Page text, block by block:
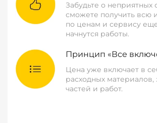
Забудьте о неприятных
сможете получить
по ценам и сервису
начнутся работы.
Принцип «Все
Цена уже включает в
расходных материалов,
частей и работ.